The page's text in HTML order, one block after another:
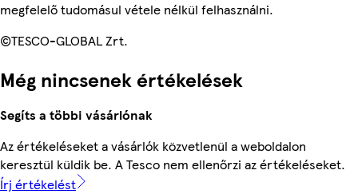
megfelelő tudomásul vétele nélkül felhasználni.
©TESCO-GLOBAL Zrt.
Még nincsenek értékelések
Segíts a többi vásárlónak
Az értékeléseket a vásárlók közvetlenül a weboldalon
keresztül küldik be. A Tesco nem ellenőrzi az értékeléseket.
Írj értékelést